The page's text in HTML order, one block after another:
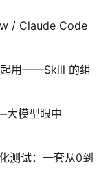
/ Claude Code
起用——Skill 的组
大模型眼中
测试：一套从0到